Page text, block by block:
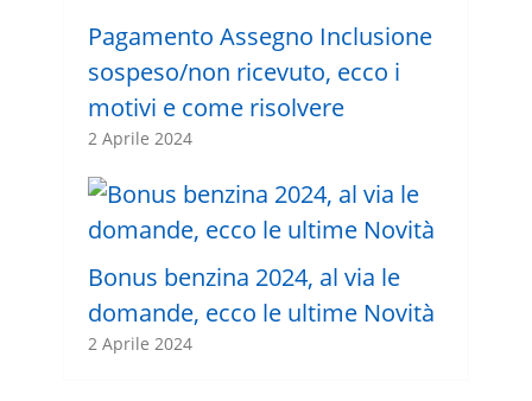
Pagamento Assegno Inclusione
sospeso/non ricevuto, ecco i
motivi e come risolvere
2 Aprile 2024
Bonus benzina 2024, al via le
domande, ecco le ultime Novità
2 Aprile 2024